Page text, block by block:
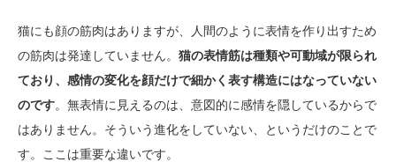
猫にも顔の筋肉はありますが、人間のように表情を作り出すため
の筋肉は発達していません。 猫の表情筋は種類や可動域が限られ
ており、感情の変化を顔だけで細かく表す構造にはなっていない
のです。無表情に見えるのは、意図的に感情を隠しているからで
はありません。そういう進化をしていない、というだけのことで
す。ここは重要な違いです。